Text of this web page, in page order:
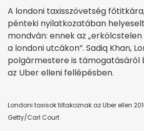
A londoni taxisszövetség
pénteki nyilatkozatában
mondván: ennek az
a londoni utcákon”. Sadiq Khan,
polgármestere is
az Uber elleni fellépésben.
Londoni taxisok tiltakoznak az Uber ellen
Getty/Carl Court